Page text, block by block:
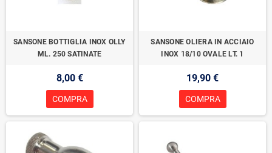
SANSONE BOTTIGLIA INOX OLLY
ML. 250 SATINATE
8,00 €
COMPRA
SANSONE OLIERA IN ACCIAIO
INOX 18/10 OVALE LT. 1
19,90 €
COMPRA